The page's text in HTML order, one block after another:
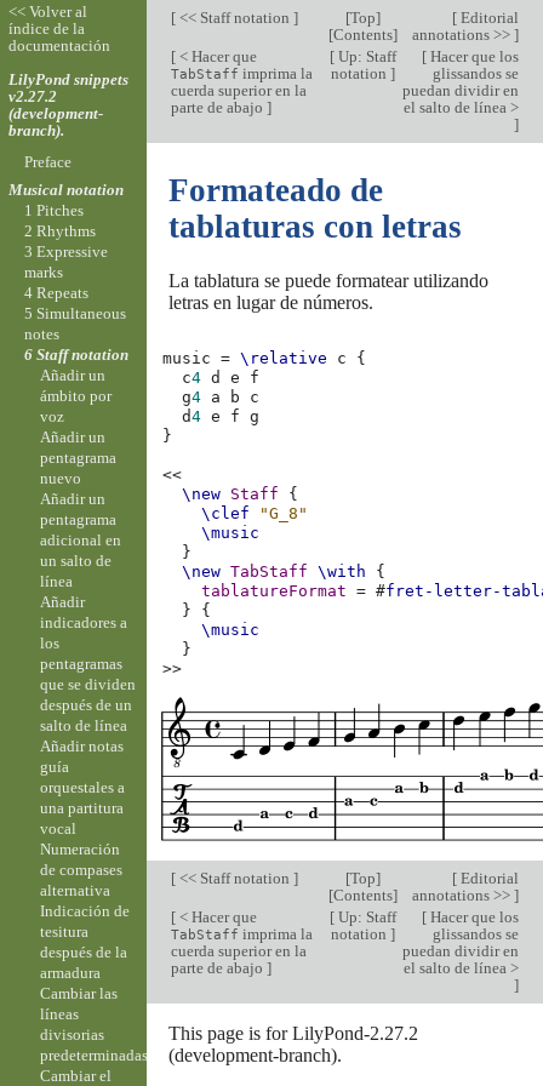
[<< Staff notation ] [Top]
[Contents]
[Editorial
annotations >> ]
[< Hacer que
TabStaff imprima la
cuerda superior en la
parte de abajo ]
[Up: Staff
notation ]
[Hacer que los
glissandos se
puedan dividir en
el salto de línea >
]
Formateado de
tablaturas con letras
La tablatura se puede formatear utilizando
letras en lugar de números.
music = \relative c
{
c4 d e
f
g4 a b
c
d4 e f
g
}
<<
\new Staff
{
\clef
"G_8"
\music
}
\new TabStaff \with
{
tablatureFormat
= #fret-letter-
}
{
\music
}
>>
[<< Staff notation ] [Top]
[Contents]
[Editorial
annotations >> ]
[< Hacer que
TabStaff imprima la
cuerda superior en la
parte de abajo ]
[Up: Staff
notation ]
[Hacer que los
glissandos se
puedan dividir en
el salto de línea >
]
This page is for LilyPond-2.27.2
(development-branch).
<< Volver al
índice de la
documentación
LilyPond snippets
v2.27.2
(development-
branch).
Preface
Musical notation
1 Pitches
2 Rhythms
3 Expressive
marks
4 Repeats
5 Simultaneous
notes
6 Staff notation
Añadir un
ámbito por
voz
Añadir un
pentagrama
nuevo
Añadir un
pentagrama
adicional en
un salto de
línea
Añadir
indicadores a
los
pentagramas
que se dividen
después de un
salto de línea
Añadir notas
guía
orquestales a
una partitura
vocal
Numeración
de compases
alternativa
Indicación de
tesitura
después de la
armadura
Cambiar las
líneas
divisorias
predeterminadas
Cambiar el